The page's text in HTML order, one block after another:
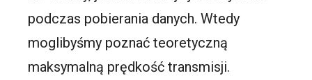
podczas pobierania danych. Wtedy
moglibyśmy poznać teoretyczną
maksymalną prędkość transmisji.